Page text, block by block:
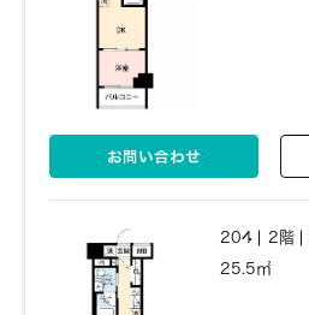
お問い合わせ
204 2階
25.5㎡